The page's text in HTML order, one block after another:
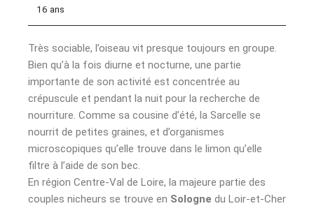
16 ans
Très sociable, l’oiseau vit presque toujours en groupe.
Bien qu’à la fois diurne et nocturne, une partie
importante de son activité est concentrée au
crépuscule et pendant la nuit pour la recherche de
nourriture. Comme sa cousine d’été, la Sarcelle se
nourrit de petites graines, et d’organismes
microscopiques qu’elle trouve dans le limon qu’elle
filtre à l’aide de son bec.
En région Centre-Val de Loire, la majeure partie des
couples nicheurs se trouve en Sologne du Loir-et-Cher